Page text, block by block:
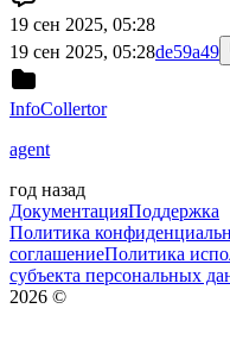
19 сен 2025, 05:28
19 сен 2025, 05:28de59a49
InfoCollertor
agent
год назад
ДокументацияПоддержка
Политика
соглашениеПолитика
субъекта персональных
2026 ©